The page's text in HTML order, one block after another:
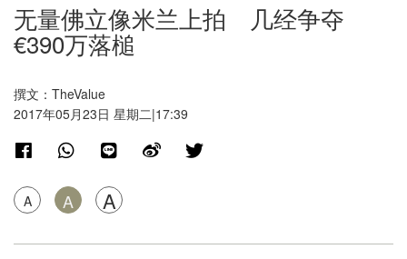
无量佛立像米兰上拍 几经争夺
€390万落槌
撰文：TheValue
2017年05月23日 星期二|17:39
A A A